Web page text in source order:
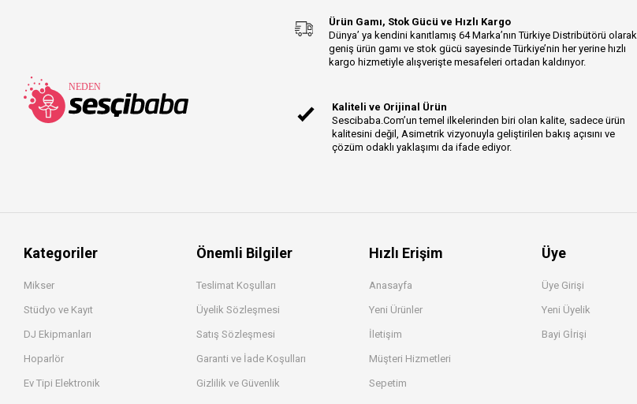
Ürün Gamı, Stok Gücü ve Hızlı Kargo
Dünya’ ya kendini kanıtlamış 64 Marka’nın Türkiye Distribütörü olarak
geniş ürün gamı ve stok gücü sayesinde Türkiye’nin her yerine hızlı
kargo hizmetiyle alışverişte mesafeleri ortadan kaldırıyor.
Kaliteli ve Orijinal Ürün
Sescibaba.Com’un temel ilkelerinden biri olan kalite, sadece ürün
kalitesini değil, Asimetrik vizyonuyla geliştirilen bakış açısını ve
çözüm odaklı yaklaşımı da ifade ediyor.
Kategoriler
Mikser
Stüdyo ve Kayıt
DJ Ekipmanları
Hoparlör
Ev Tipi Elektronik
Önemli Bilgiler
Teslimat Koşulları
Üyelik Sözleşmesi
Satış Sözleşmesi
Garanti ve İade Koşulları
Gizlilik ve Güvenlik
Hızlı Erişim
Anasayfa
Yeni Ürünler
İletişim
Müşteri Hizmetleri
Sepetim
Üye
Üye Girişi
Yeni Üyelik
Bayi Gİrişi